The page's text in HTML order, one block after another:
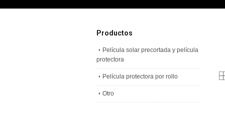
Productos
Película solar precortada y película
protectora
Película protectora por rollo
Otro